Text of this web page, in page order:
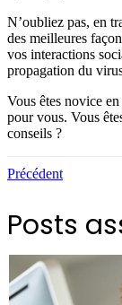
N’oubliez pas, en
des meilleures
vos interactions
propagation du
Vous êtes novice
pour vous. Vous
conseils ?
Précédent
Posts